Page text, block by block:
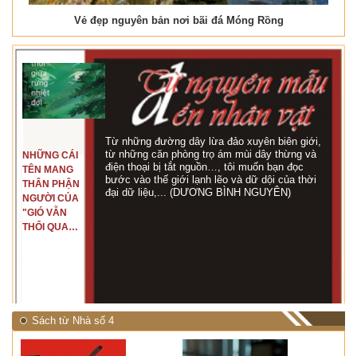
Vẻ đẹp nguyên bản nơi bãi đá Móng Rồng
NHỮNG CÁI
TÊN MANG
THÂN PHẬN
NGƯỜI CỦA
"GIÓ VẪN
THỔI QUA
Từ những đường dây lừa đảo xuyên biên giới,
từ những căn phòng trọ ám mùi dây thừng và
điện thoại bị tắt nguồn…, tôi muốn bạn đọc
bước vào thế giới lạnh lẽo và dữ dội của thời
đại dữ liệu,... (DƯƠNG BÌNH NGUYÊN)
Sách từ Nhà số 4